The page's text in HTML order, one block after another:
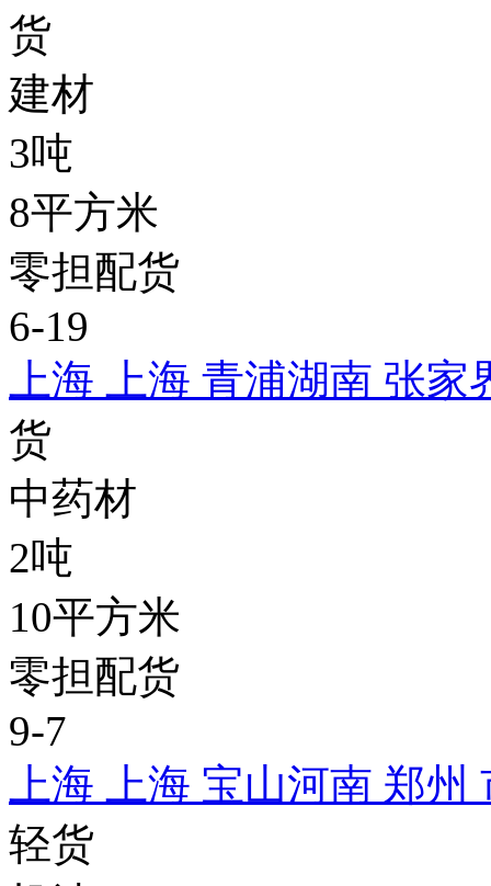
货
建材
3吨
8平方米
零担配货
6-19
上海 上海 青浦湖南 张家
货
中药材
2吨
10平方米
零担配货
9-7
上海 上海 宝山河南 郑州
轻货